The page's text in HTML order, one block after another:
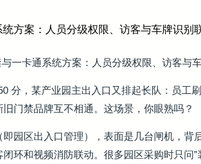
方案：人员分级权限、访客与车牌识别
一卡通系统方案：人员分级权限、访客与
分，某产业园主出入口又排起长队：员工
门禁品牌互不相通。这场景，你眼熟吗？
园区出入口管理），表面是几台闸机，背
环和视频消防联动。很多园区采购时只问